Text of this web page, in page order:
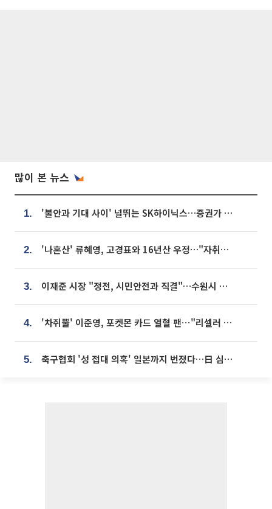
많이 본 뉴스
1. '불안과 기대 사이' 널뛰는 SK하이닉스…증권가 "HBM4·LTA 기반 펀터멘털 견고"
2. '나혼산' 류혜영, 고경표와 16년산 우정…"자취방서 부모님과 마주쳐"
3. 이재준 시장 "정전, 시민안전과 직결"…수원시 비상대응체계 가동
4. '차쥐뿔' 이준영, 포켓몬 카드 열혈 팬⋯"리셀러 처단할 것"
5. 축구협회 '성 접대 의혹' 일본까지 번졌다…日 심판 실명 공개